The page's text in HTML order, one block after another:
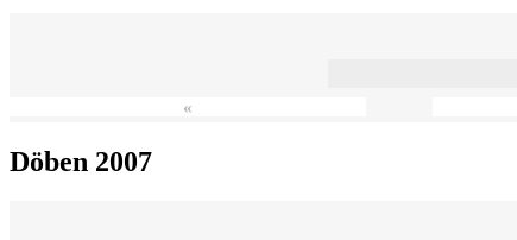
«
Döben 2007